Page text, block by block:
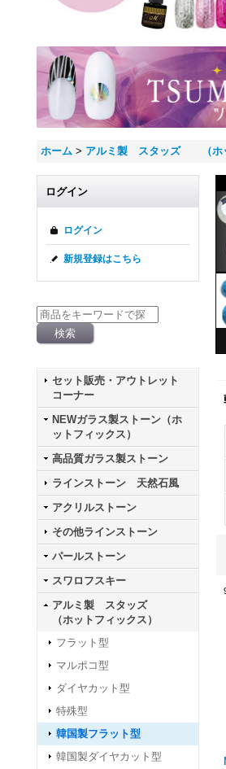
ホーム > アルミ製 スタッズ （ホッ
ログイン
ログイン
新規登録はこちら
セット販売・アウトレット
コーナー
NEWガラス製ストーン（ホ
ットフィックス）
高品質ガラス製ストーン
ラインストーン 天然石風
アクリルストーン
その他ラインストーン
パールストーン
スワロフスキー
アルミ製 スタッズ
（ホットフィックス）
フラット型
マルポコ型
ダイヤカット型
特殊型
韓国製フラット型
韓国製ダイヤカット型